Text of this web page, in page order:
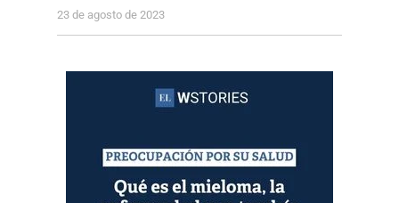
23 de agosto de 2023